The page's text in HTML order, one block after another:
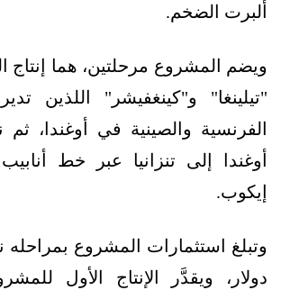
ألبرت الضخم.
ويضم المشروع مرحلتين، هما
"تيلينغا" و"كينغفيشر" اللذين
الفرنسية والصينية في أوغندا، ثم
أوغندا إلى تنزانيا عبر خط
إيكوب.